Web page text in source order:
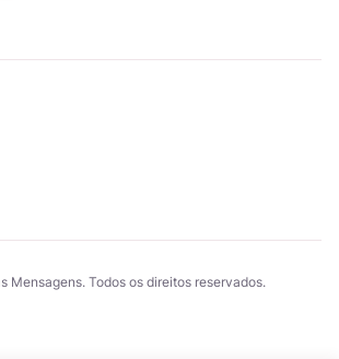
Mensagens. Todos os direitos reservados.